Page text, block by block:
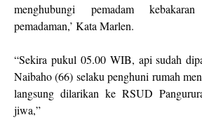
menghubungi pemadam
pemadaman,’ Kata Marlen.
“Sekira pukul 05.00 WIB, api sudah
Naibaho (66) selaku penghuni rumah
langsung dilarikan ke RSUD
jiwa,”